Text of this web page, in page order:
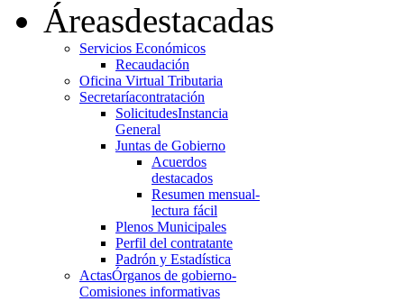
Áreasdestacadas
Servicios Económicos
Recaudación
Oficina Virtual Tributaria
Secretaríacontratación
SolicitudesInstancia
General
Juntas de Gobierno
Acuerdos
destacados
Resumen mensual-
lectura fácil
Plenos Municipales
Perfil del contratante
Padrón y Estadística
ActasÓrganos de gobierno-
Comisiones informativas